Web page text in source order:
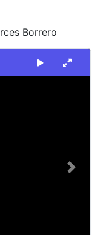
Borrero
Next